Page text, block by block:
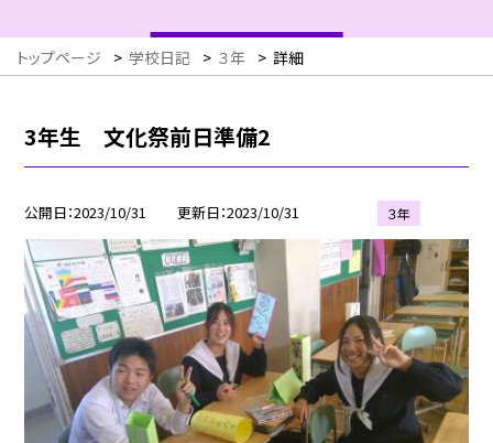
トップページ > 学校日記 > ３年 > 詳細
3年生 文化祭前日準備2
公開日 2023/10/31 更新日 2023/10/31 ３年